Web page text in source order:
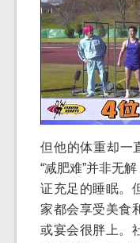
但他的体重却一
“减肥难”并非无
证充足的睡眠。
家都会享受美食
或宴会很胖上。